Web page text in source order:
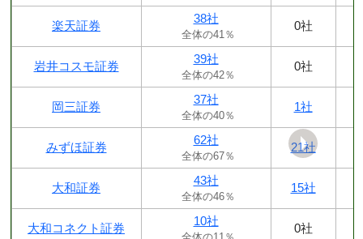
楽天証券
38社
全体の41％
0社
岩井コスモ証券
39社
全体の42％
0社
岡三証券
37社
全体の40％
1社
みずほ証券
62社
全体の67％
21社
大和証券
43社
全体の46％
15社
大和コネクト証券
10社
0社